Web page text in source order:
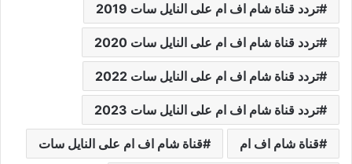
تردد قناة شام اف ام على النايل سات 2019
تردد قناة شام اف ام على النايل سات 2020
تردد قناة شام اف ام على النايل سات 2022
تردد قناة شام اف ام على النايل سات 2023
قناة شام اف ام قناة شام اف ام على النايل سات